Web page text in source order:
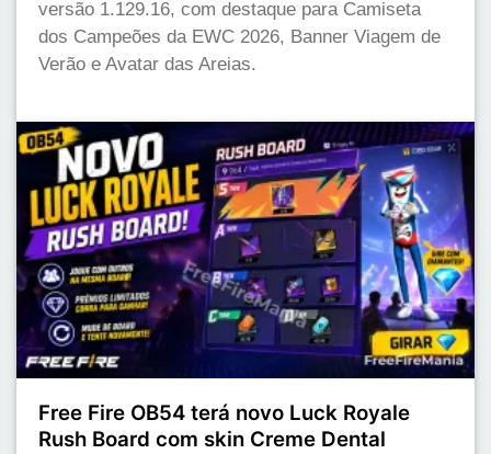
versão 1.129.16, com destaque para Camiseta
dos Campeões da EWC 2026, Banner Viagem de
Verão e Avatar das Areias.
Free Fire OB54 terá novo Luck Royale
Rush Board com skin Creme Dental